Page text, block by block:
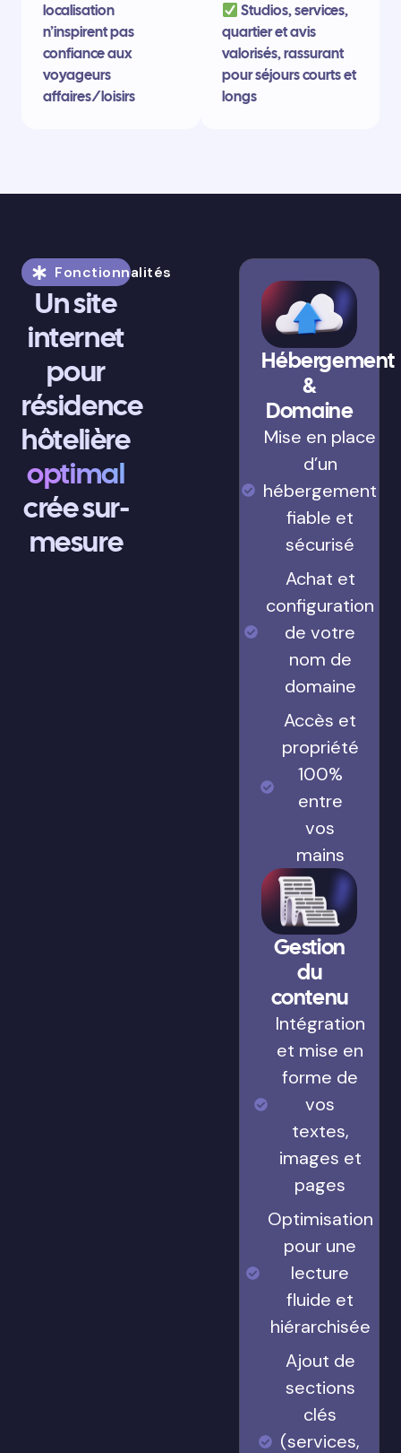
localisation
n’inspirent pas
confiance aux
voyageurs
affaires/loisirs
Studios, services,
quartier et avis
valorisés, rassurant
pour séjours courts et
longs
Fonctionnalités
Un site
internet
pour
résidence
hôtelière
optimal
crée sur-
mesure
Hébergement
&
Domaine
Mise en place
d’un
hébergement
fiable et
sécurisé
Achat et
configuration
de votre
nom de
domaine
Accès et
propriété
100%
entre
vos
mains
Gestion
du
contenu
Intégration
et mise en
forme de
vos
textes,
images et
pages
Optimisation
pour une
lecture
fluide et
hiérarchisée
Ajout de
sections
clés
(services,